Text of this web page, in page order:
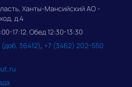
Ханты-Мансийский АО -
д.4
17:12. Обед 12:30-13:30
36412), +7 (3462) 202-550